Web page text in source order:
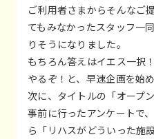
ご利用者さまからそんなご
てもみなかったスタッフ一
りそうになりました。
もちろん答えはイエス一択
やるぞ！と、早速企画を始め
次に、タイトルの「オープ
事前に行ったアンケートで
ら「リハスがどういった施